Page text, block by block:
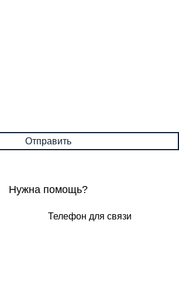
Нужна помощь?
Телефон для связи